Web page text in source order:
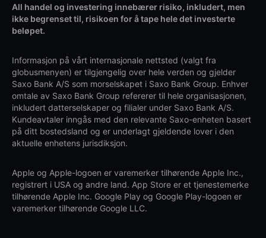
All handel og investering innebærer risiko, inkludert, men
ikke begrenset til, risikoen for å tape hele det investerte
beløpet.
Informasjon på vårt internasjonale nettsted (valgt fra
globusmenyen) er tilgjengelig over hele verden og gjelder
Saxo Bank A/S som morselskapet i Saxo Bank Group. Enhver
omtale av Saxo Bank Group refererer til hele organisasjonen,
inkludert datterselskaper og filialer under Saxo Bank A/S.
Kundeavtaler inngås med den relevante Saxo-enheten basert
på ditt bostedsland og er underlagt gjeldende lover i den
aktuelle enhetens jurisdiksjon.
Apple og Apple-logoen er varemerker tilhørende Apple Inc.,
registrert i USA og andre land. App Store er et tjenestemerke
tilhørende Apple Inc. Google Play og Google Play-logoen er
varemerker tilhørende Google LLC.